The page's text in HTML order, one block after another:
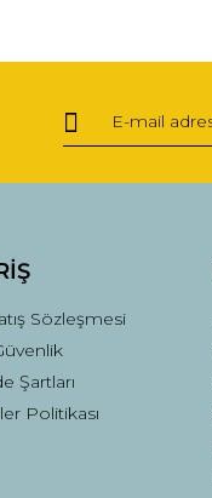
Yorum Yaz
Gönder
Sözleşmesi
Şartları
Politikası